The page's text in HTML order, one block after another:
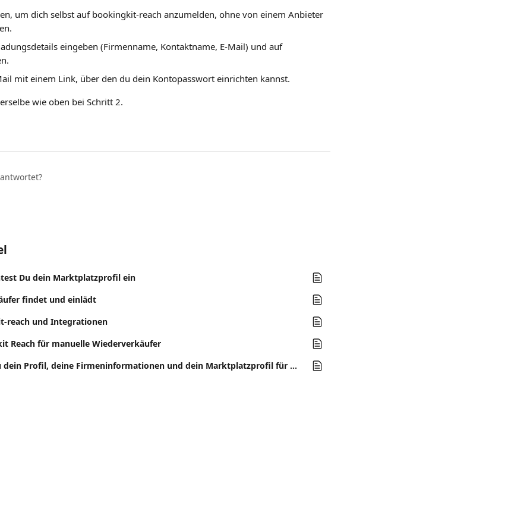
um dich selbst auf bookingkit-reach anzumelden, ohne von einem Anbieter
eingeben (Firmenname, Kontaktname, E-Mail) und auf
mit einem Link, über den du dein Kontopasswort einrichten kannst.
wie oben bei Schritt 2.
Du dein Marktplatzprofil ein
findet und einlädt
reach und Integrationen
Reach für manuelle Wiederverkäufer
Einstellungen: Wie du dein Profil, deine Firmeninformationen und dein Marktplatzprofil für Wiederverkäufer einrichtest